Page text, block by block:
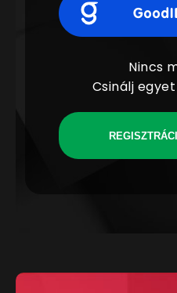
Nincs
Csinálj